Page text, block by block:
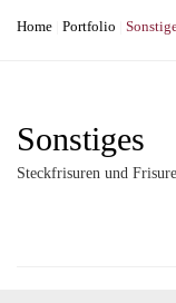
Home Portfolio
Sonstiges
Steckfrisuren und